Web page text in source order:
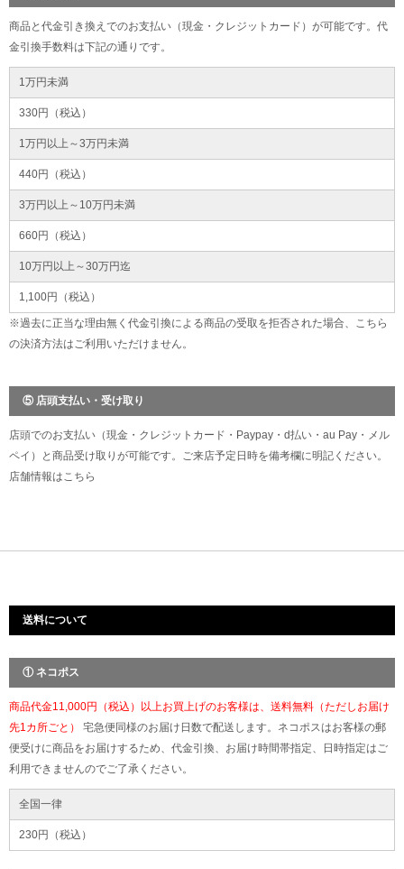
商品と代金引き換えでのお支払い（現金・クレジットカード）が可能です。代
金引換手数料は下記の通りです。
1万円未満
330円（税込）
1万円以上～3万円未満
440円（税込）
3万円以上～10万円未満
660円（税込）
10万円以上～30万円迄
1,100円（税込）
※過去に正当な理由無く代金引換による商品の受取を拒否された場合、こちら
の決済方法はご利用いただけません。
⑤ 店頭支払い・受け取り
店頭でのお支払い（現金・クレジットカード・Paypay・d払い・au Pay・メル
ペイ）と商品受け取りが可能です。ご来店予定日時を備考欄に明記ください。
店舗情報はこちら
送料について
① ネコポス
商品代金11,000円（税込）以上お買上げのお客様は、送料無料（ただしお届け
先1カ所ごと） 宅急便同様のお届け日数で配送します。ネコポスはお客様の郵
便受けに商品をお届けするため、代金引換、お届け時間帯指定、日時指定はご
利用できませんのでご了承ください。
全国一律
230円（税込）